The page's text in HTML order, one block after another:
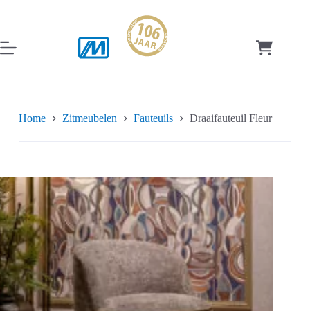
inhoud
Home Zitmeubelen Fauteuils Draaifauteuil Fleur